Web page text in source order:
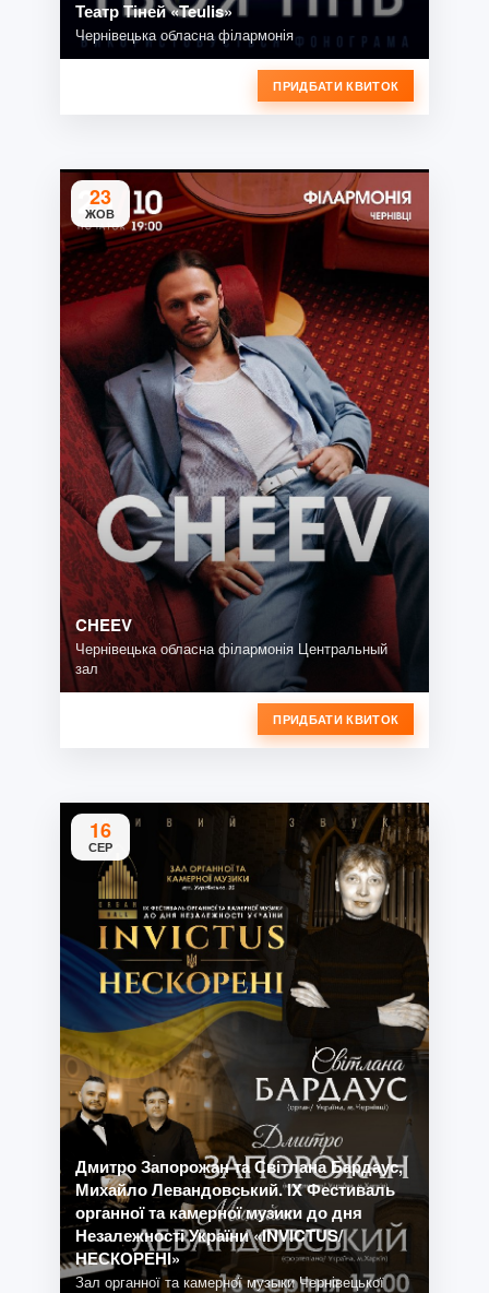
Театр Тіней «Teulis»
Чернівецька обласна філармонія
ПРИДБАТИ КВИТОК
23
ЖОВ
CHEEV
Чернівецька обласна філармонія Центральный
зал
ПРИДБАТИ КВИТОК
16
СЕР
Дмитро Запорожан та Світлана Бардаус,
Михайло Левандовський. IX Фестиваль
органної та камерної музики до дня
Незалежності України «INVICTUS/
НЕСКОРЕНІ»
Зал органної та камерної музыки Чернівецької